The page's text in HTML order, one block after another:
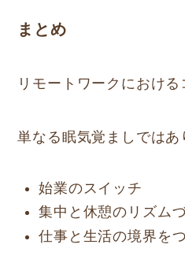
まとめ
リモートワークにおける
単なる眠気覚ましではあ
始業のスイッチ
集中と休憩のリズム
仕事と生活の境界を